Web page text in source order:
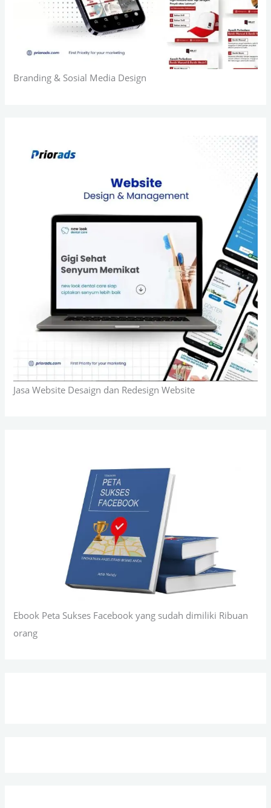
Branding & Sosial Media Design
Jasa Website Desaign dan Redesign Website
Ebook Peta Sukses Facebook yang sudah dimiliki Ribuan
orang